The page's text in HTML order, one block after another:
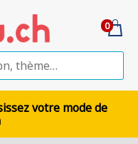
0
votre mode de